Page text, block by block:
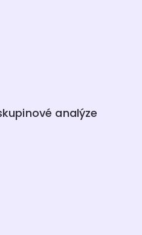
analýze